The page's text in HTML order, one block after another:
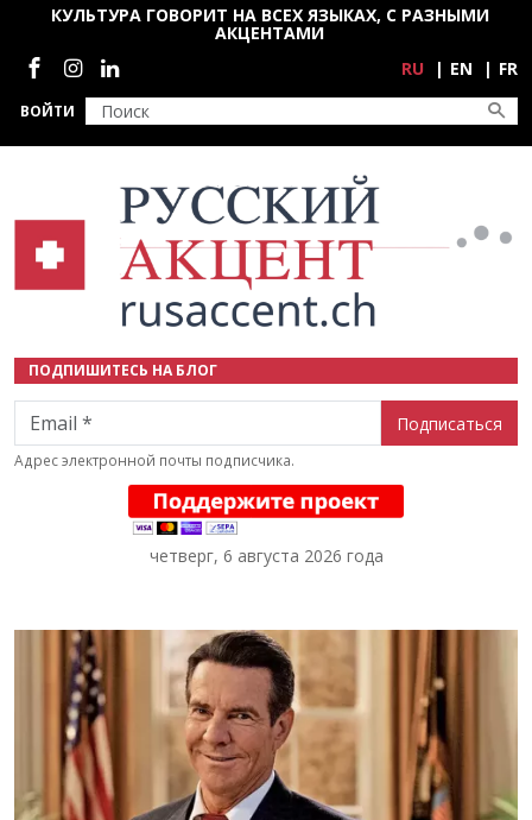
Перейти к основному содержанию
ВОЙТИ
КУЛЬТУРА ГОВОРИТ НА ВСЕХ ЯЗЫКАХ, С РАЗНЫМИ
АКЦЕНТАМИ
Социальные сети
RU EN FR
ПОДПИШИТЕСЬ НА БЛОГ
Email
Адрес электронной почты подписчика.
четверг, 6 августа 2026 года